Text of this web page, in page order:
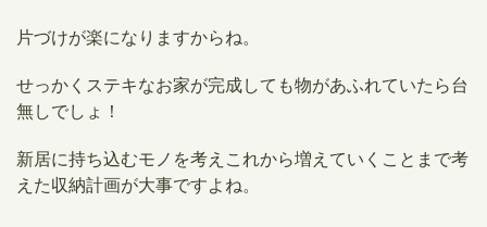
片づけが楽になりますからね。
せっかくステキなお家が完成しても物があふれていたら台
無しでしょ！
新居に持ち込むモノを考えこれから増えていくことまで考
えた収納計画が大事ですよね。